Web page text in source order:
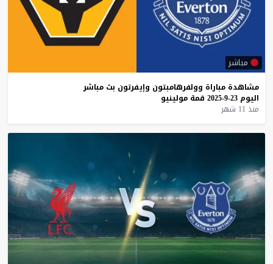
مباشر
مشاهدة مباراة وولفرهامبتون وإيفرتون بث مباشر
اليوم 23-9-2025 قمة مولينيو
منذ 11 شهر